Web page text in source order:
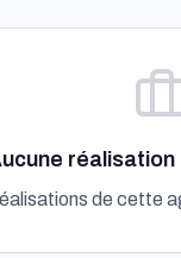
réalisation
de cette